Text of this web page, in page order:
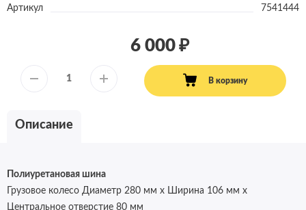
Артикул 7541444
6 000
В корзину
Описание
Полиуретановая шина
Грузовое колесо Диаметр 280 мм x Ширина 106 мм х
Центральное отверстие 80 мм